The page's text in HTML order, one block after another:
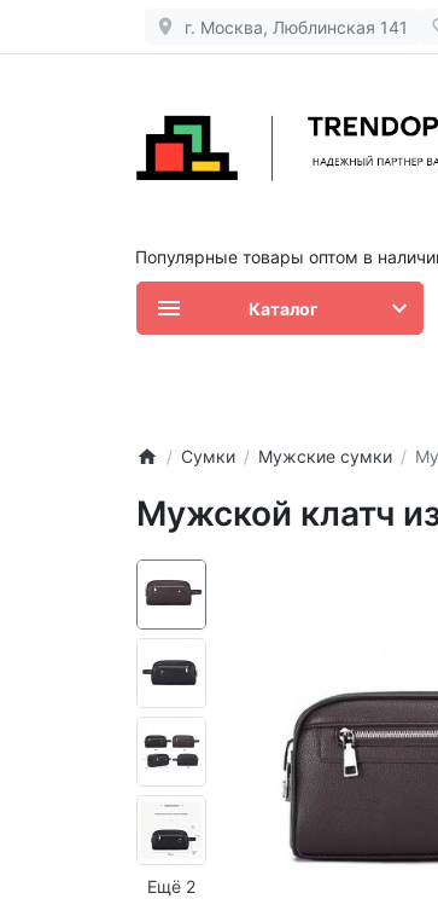
г. Москва, Люблинская 141
Популярные товары оптом в
Каталог
Сумки Мужские сумки
Мужской клатч
Ещё 2